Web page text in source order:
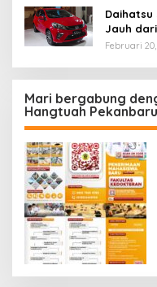
Daihatsu
Jauh dari
Februari 20,
Mari bergabung
Hangtuah Pekanbaru